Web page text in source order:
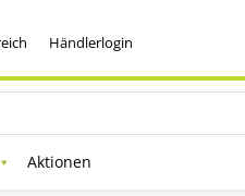
Händlerlogin
Aktionen